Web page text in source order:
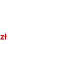
zł